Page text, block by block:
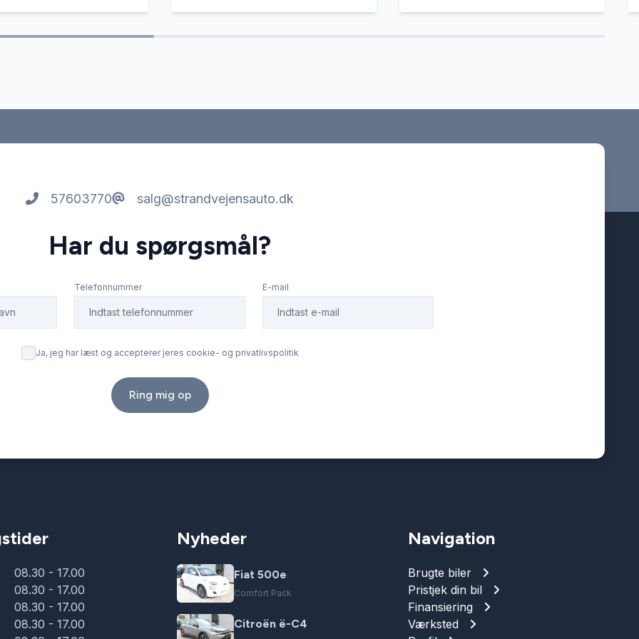
57603770 salg@strandvejensauto.dk
Har du spørgsmål?
Telefonnummer E-mail
Ja, jeg har læst og accepterer jeres cookie- og privatlivspolitik
Ring mig op
08.30 - 17.00
08.30 - 17.00
08.30 - 17.00
08.30 - 17.00
Nyheder
Fiat 500e
Comfort Pack
Citroën ë-C4
Navigation
Brugte biler
Pristjek din bil
Finansiering
Værksted